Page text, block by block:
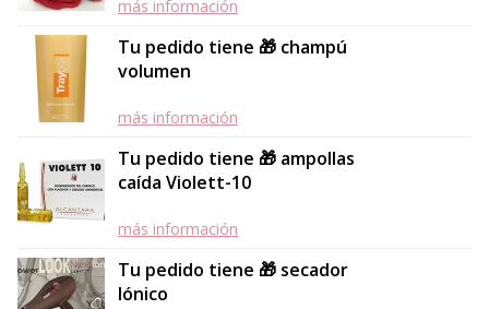
más información
Tu pedido tiene 🎁 champú
volumen
más información
Tu pedido tiene 🎁 ampollas
caída Violett-10
más información
Tu pedido tiene 🎁 secador
Iónico